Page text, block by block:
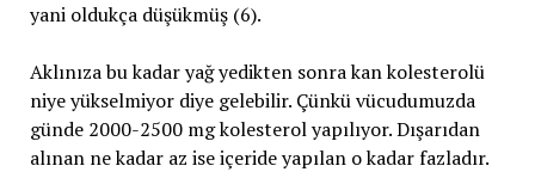
yani oldukça düşükmüş (6).
Aklınıza bu kadar yağ yedikten sonra kan kolesterolü
niye yükselmiyor diye gelebilir. Çünkü vücudumuzda
günde 2000-2500 mg kolesterol yapılıyor. Dışarıdan
alınan ne kadar az ise içeride yapılan o kadar fazladır.